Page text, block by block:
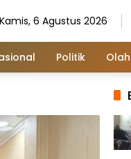
Kamis, 6 Agustus 2026
Politik